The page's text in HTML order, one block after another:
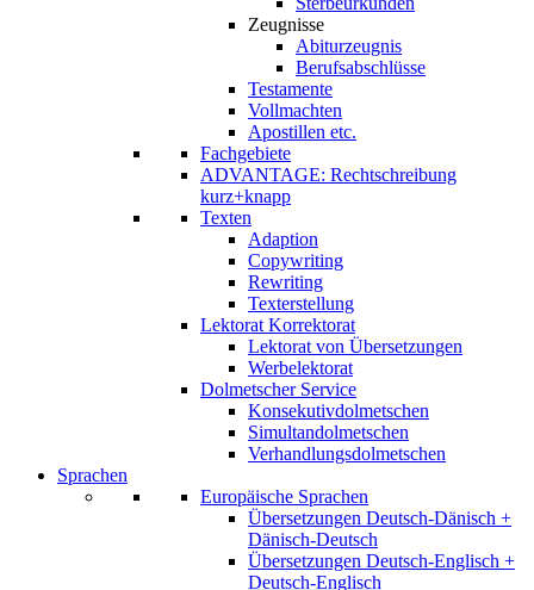
Zeugnisse
Abiturzeugnis
Berufsabschlüsse
Testamente
Vollmachten
Apostillen etc.
Fachgebiete
ADVANTAGE: Rechtschreibung
kurz+knapp
Texten
Adaption
Copywriting
Rewriting
Texterstellung
Lektorat Korrektorat
Lektorat von Übersetzungen
Werbelektorat
Dolmetscher Service
Konsekutivdolmetschen
Simultandolmetschen
Verhandlungsdolmetschen
Sprachen
Europäische Sprachen
Übersetzungen Deutsch-Dänisch +
Dänisch-Deutsch
Übersetzungen Deutsch-Englisch +
Deutsch-Englisch